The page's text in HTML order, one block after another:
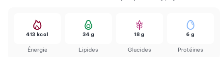
Énergie
413 kcal
Lipides
34 g
Glucides
18 g
Protéines
6 g